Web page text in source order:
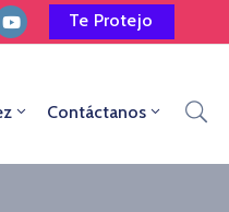
Te Protejo
Contáctanos